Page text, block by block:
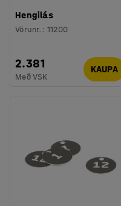
Hengilás
Vörunr. : 11200
2.381
Með VSK
KAUPA